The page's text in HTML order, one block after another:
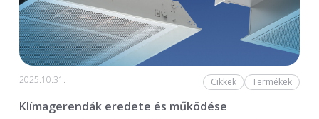
2025.10.31. Cikkek Termékek
Klímagerendák eredete és működése